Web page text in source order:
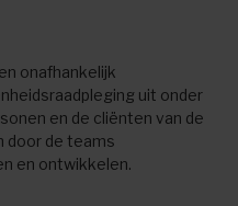
onafhankelijk
uit onder
en de cliënten van de
door de teams
en ontwikkelen.